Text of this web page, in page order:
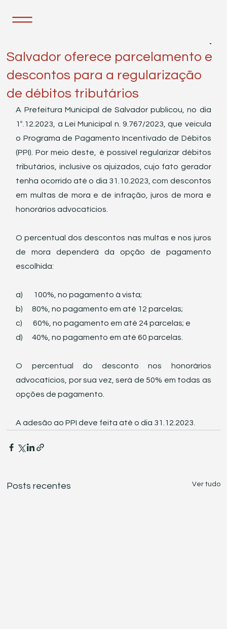
Salvador oferece parcelamento e
descontos para a regularização
de débitos tributários
A Prefeitura Municipal de Salvador publicou, no dia
1º.12.2023, a Lei Municipal n. 9.767/2023, que veicula
o Programa de Pagamento Incentivado de Débitos
(PPI). Por meio deste, é possível regularizar débitos
tributários, inclusive os ajuizados, cujo fato gerador
tenha ocorrido até o dia 31.10.2023, com descontos
em multas de mora e de infração, juros de mora e
honorários advocatícios.
O percentual dos descontos nas multas e nos juros
de mora dependerá da opção de pagamento
escolhida:
a)       100%, no pagamento à vista;
b)      80%, no pagamento em até 12 parcelas;
c)       60%, no pagamento em até 24 parcelas; e
d)      40%, no pagamento em até 60 parcelas.
O percentual do desconto nos honorários
advocatícios, por sua vez, será de 50% em todas as
opções de pagamento.
A adesão ao PPI deve feita até o dia 31.12.2023.
Posts recentes Ver tudo